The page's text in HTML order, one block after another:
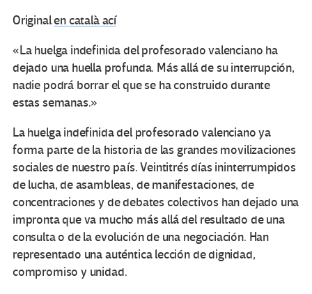
Originalen català ací
«La huelga indefinida del profesorado valenciano ha
dejado una huella profunda. Más allá de su interrupción,
nadie podrá borrar el que se ha construido durante
estas semanas.»
La huelga indefinida del profesorado valenciano ya
forma parte de la historia de las grandes movilizaciones
sociales de nuestro país. Veintitrés días ininterrumpidos
de lucha, de asambleas, de manifestaciones, de
concentraciones y de debates colectivos han dejado una
impronta que va mucho más allá del resultado de una
consulta o de la evolución de una negociación. Han
representado una auténtica lección de dignidad,
compromiso y unidad.